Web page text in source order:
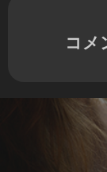
コメ